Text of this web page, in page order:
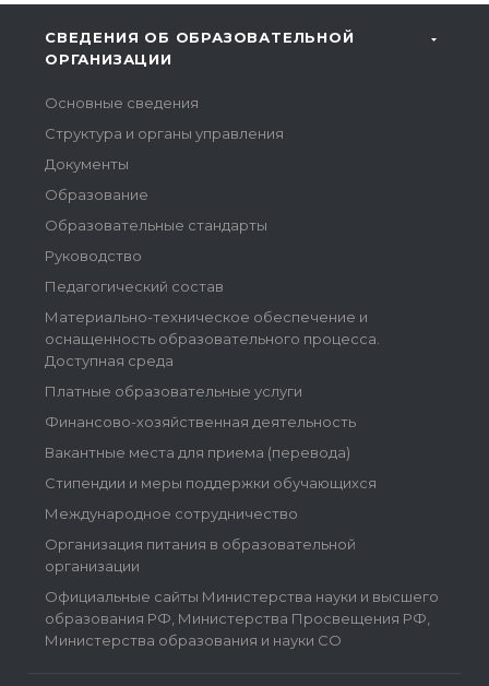
СВЕДЕНИЯ ОБ ОБРАЗОВАТЕЛЬНОЙ
ОРГАНИЗАЦИИ
Основные сведения
Структура и органы управления
Документы
Образование
Образовательные стандарты
Руководство
Педагогический состав
Материально-техническое обеспечение и
оснащенность образовательного процесса.
Доступная среда
Платные образовательные услуги
Финансово-хозяйственная деятельность
Вакантные места для приема (перевода)
Стипендии и меры поддержки обучающихся
Международное сотрудничество
Организация питания в образовательной
организации
Официальные сайты Министерства науки и высшего
образования РФ, Министерства Просвещения РФ,
Министерства образования и науки СО